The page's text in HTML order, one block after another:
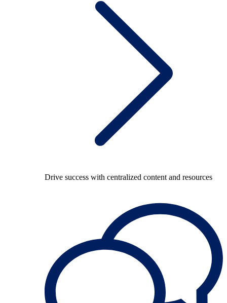
Drive success with centralized content and resources